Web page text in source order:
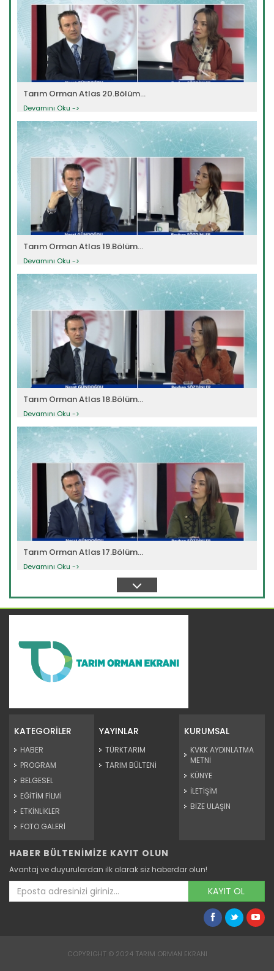
Tarım Orman Atlas 20.Bölüm...
Devamını Oku ->
Tarım Orman Atlas 19.Bölüm...
Devamını Oku ->
Tarım Orman Atlas 18.Bölüm...
Devamını Oku ->
Tarım Orman Atlas 17.Bölüm...
Devamını Oku ->
Tarım Orman Atlas 15.Bölüm...
Devamını Oku ->
KATEGORİLER
HABER
PROGRAM
BELGESEL
EĞİTİM FİLMİ
ETKİNLİKLER
FOTO GALERİ
YAYINLAR
TÜRKTARIM
TARIM BÜLTENİ
KURUMSAL
KVKK AYDINLATMA
METNİ
KÜNYE
İLETİŞİM
BİZE ULAŞIN
HABER BÜLTENİMİZE KAYIT OLUN
Avantaj ve duyurulardan ilk olarak siz haberdar olun!
KAYIT OL
COPYRIGHT © 2024 TARIM ORMAN EKRANI